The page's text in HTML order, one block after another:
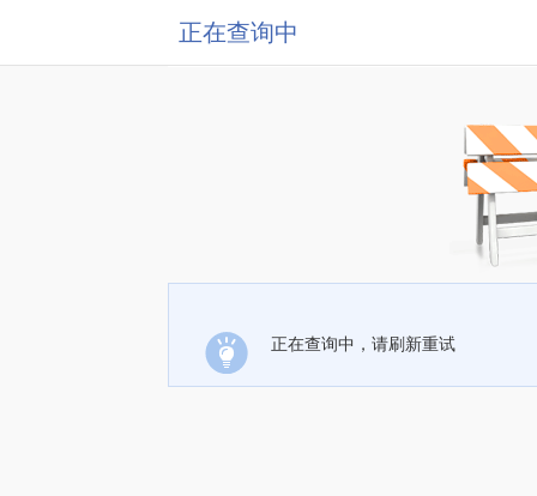
正在查询中
正在查询中，请刷新重试